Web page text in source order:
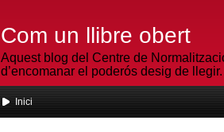
Com un llibre obert
Aquest blog del Centre de
d’encomanar el poderós desig de llegir.
Inici